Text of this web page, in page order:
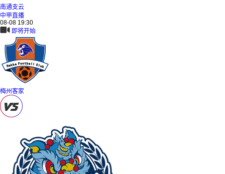
南通支云
中甲直播
08-08 19:30
即将开始
梅州客家